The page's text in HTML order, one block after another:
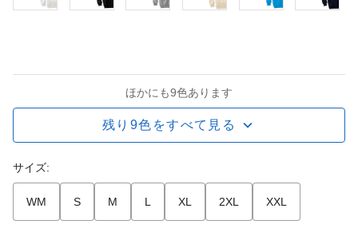
ほかにも9色あります
残り9色をすべて見る
サイズ:
WM S M L XL 2XL XXL